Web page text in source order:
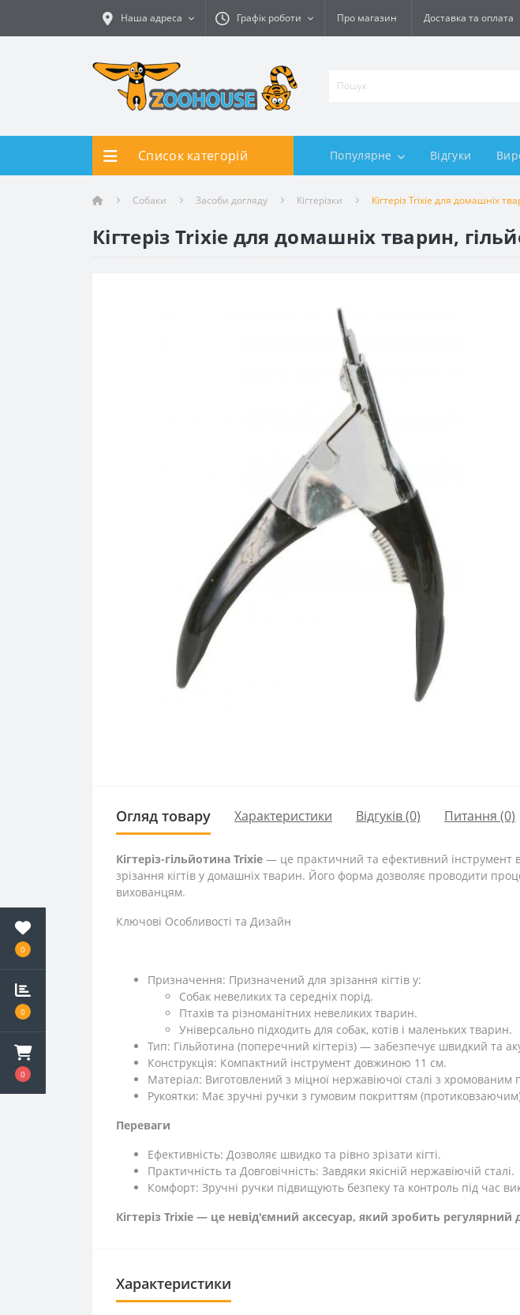
0
0
0
Наша адреса Графік роботи Про магазин Доставка та оплата
Список категорій Популярне Відгуки
Собаки Засоби догляду Кігтерізки Кігтеріз Trixie для домашніх
Кігтеріз Trixie для домашніх тварин,
Огляд товару Характеристики Відгуків (0) Питання (0)
Кігтеріз-гільйотина Trixie — це практичний та ефективний інструмент
зрізання кігтів у домашніх тварин. Його форма дозволяє проводити
вихованцям.
Ключові Особливості та Дизайн
Призначення: Призначений для зрізання кігтів у:
Собак невеликих та середніх порід.
Птахів та різноманітних невеликих тварин.
Універсально підходить для собак, котів і маленьких тварин.
Тип: Гільйотина (поперечний кігтеріз) — забезпечує швидкий та
Конструкція: Компактний інструмент довжиною 11 см.
Матеріал: Виготовлений з міцної нержавіючої сталі з хромованим
Рукоятки: Має зручні ручки з гумовим покриттям
Переваги
Ефективність: Дозволяє швидко та рівно зрізати кігті.
Практичність та Довговічність: Завдяки якісній нержавіючій сталі.
Комфорт: Зручні ручки підвищують безпеку та контроль під час
Кігтеріз Trixie — це невід'ємний аксесуар, який зробить
Характеристики